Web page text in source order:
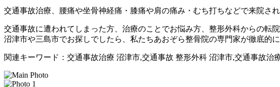
交通事故治療、腰痛や坐骨神経痛・膝痛や肩の痛み・むち打ちなどで来院さ
交通事故に遭われてしまった方、治療のことでお悩み方、整形外科からの転院
沼津市や三島市でお探しでしたら、私たちあおぞら整骨院の専門家が徹底的
関連キーワード：交通事故治療 沼津市,交通事故 整形外科 沼津市,交通事故治